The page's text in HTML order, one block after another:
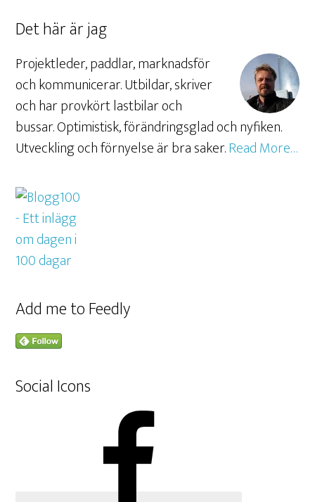
Det här är jag
Projektleder, paddlar, marknadsför
och kommunicerar. Utbildar, skriver
och har provkört lastbilar och
bussar. Optimistisk, förändringsglad och nyfiken.
Utveckling och förnyelse är bra saker.Read More…
Add me to Feedly
Social Icons